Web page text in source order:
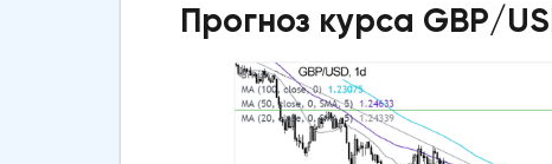
Прогноз курса GBP/